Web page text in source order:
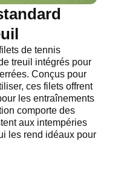
de tennis
treuil intégrés pour
Conçus pour
ces filets offrent
les entraînements
comporte des
aux intempéries
les rend idéaux pour